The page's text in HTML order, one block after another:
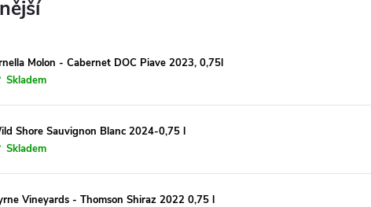
Molon - Cabernet DOC Piave 2023, 0,75l
Skladem
Shore Sauvignon Blanc 2024-0,75 l
Skladem
Vineyards - Thomson Shiraz 2022 0,75 l